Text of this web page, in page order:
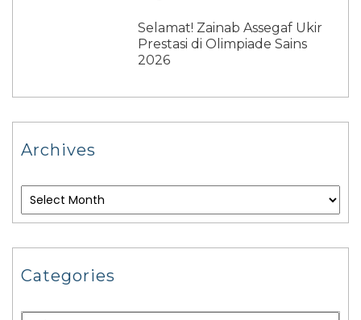
Selamat! Zainab Assegaf Ukir
Prestasi di Olimpiade Sains
2026
Archives
Categories